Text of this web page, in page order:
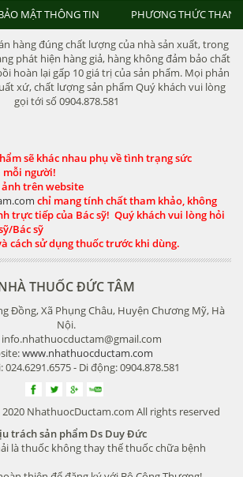
MẬT THÔNG TIN PHƯƠNG THỨC
hàng đúng chất lượng của nhà sản xuất, trong
phát hiện hàng giả, hàng không đảm bảo chất
hoàn lại gấp 10 giá trị của sản phẩm. Mọi phản
xứ, chất lượng sản phẩm Quý khách vui lòng
gọi tới số 0904.878.581
sẽ khác nhau phụ về tình trạng sức
mỗi người!
trên website
chỉ mang tính chất tham khảo, không
trực tiếp của Bác sỹ! Quý khách vui lòng hỏi
Bác sỹ
cách sử dụng thuốc trước khi dùng.
THUỐC ĐỨC TÂM
Đồng, Xã Phụng Châu, Huyện Chương Mỹ, Hà
Nội.
info.nhathuocductam@gmail.com
www.nhathuocductam.com
- Di động: 0904.878.581
NhathuocDuctam.com All rights reserved
trách sản phẩm Ds Duy Đức
là thuốc không thay thế thuốc chữa bệnh